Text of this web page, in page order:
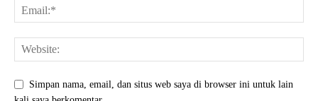
Simpan nama, email, dan situs web saya di browser ini untuk lain